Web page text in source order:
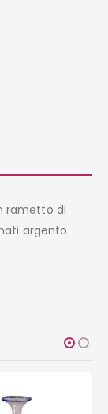
rametto di
argento